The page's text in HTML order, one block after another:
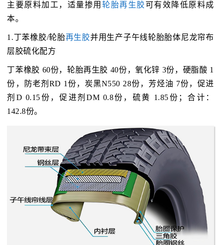
主要原料加工，适量掺用 轮胎再生胶可有效降低原料成
本。
1.丁苯橡胶/轮胎再生胶并用生产子午线轮胎胎体尼龙帘布
层胶硫化配方
丁苯橡胶 60份，轮胎再生胶 40份，氧化锌 3份，硬脂酸 1
份，防老剂RD 1份，炭黑N550 28份，芳烃油 7份，促进
剂D 0.15份，促进剂DM 0.8份，硫黄 1.85份；合计：
142.8份。